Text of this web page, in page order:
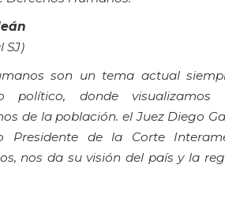
SJ)
son un tema actual
político, donde visualizamos
de la población. el Juez Diego
Presidente de la Corte
nos da su visión del país y la